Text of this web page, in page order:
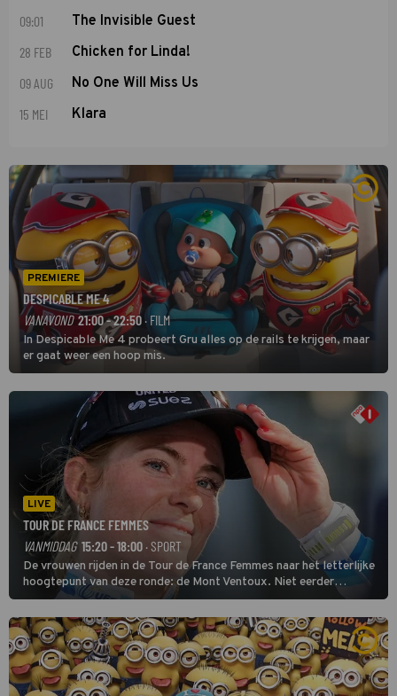
09:01 The Invisible Guest
28 FEB Chicken for Linda!
09 AUG No One Will Miss Us
15 MEI Klara
PREMIERE
DESPICABLE ME 4
VANAVOND 21:00 - 22:50 · FILM
In Despicable Me 4 probeert Gru alles op de rails te krijgen, maar
er gaat weer een hoop mis.
LIVE
TOUR DE FRANCE FEMMES
VANMIDDAG 15:20 - 18:00 · SPORT
De vrouwen rijden in de Tour de France Femmes naar het letterlijke
hoogtepunt van deze ronde: de Mont Ventoux. Niet eerder
finishten de vrouwen voor deze koers op deze kale col uit de
buitencategorie. De aanloop naar de slotklim is vlak.